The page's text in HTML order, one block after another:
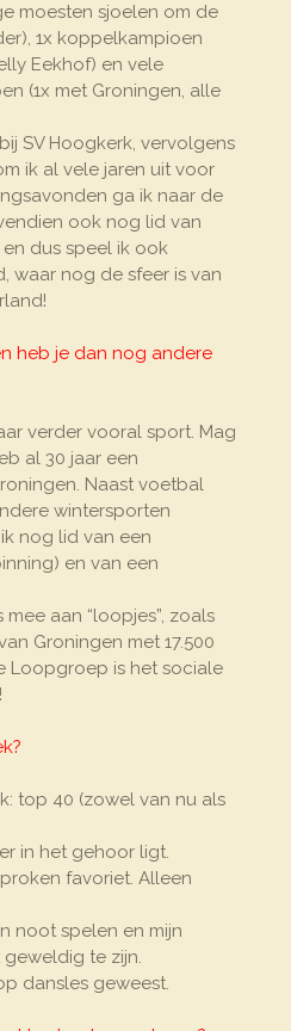
moesten sjoelen om de
1x koppelkampioen
Eekhof) en vele
(1x met Groningen, alle
SV Hoogkerk, vervolgens
ik al vele jaren uit voor
ga ik naar de
ook nog lid van
en dus speel ik ook
waar nog de sfeer is van
je dan nog andere
verder vooral sport. Mag
al 30 jaar een
Naast voetbal
wintersporten
nog lid van een
en van een
aan “loopjes”, zoals
Groningen met 17.500
Loopgroep is het sociale
top 40 (zowel van nu als
in het gehoor ligt.
favoriet. Alleen
noot spelen en mijn
te zijn.
dansles geweest.